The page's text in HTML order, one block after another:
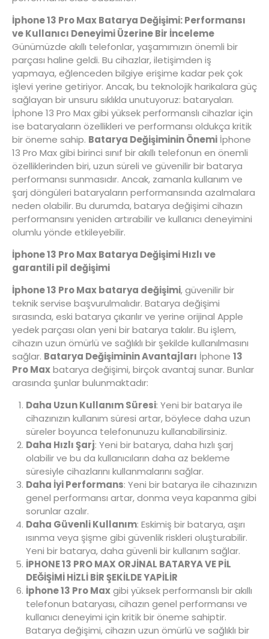
İphone 13 Pro Max Batarya Değişimi: Performansı
ve Kullanıcı Deneyimi Üzerine Bir İnceleme
Günümüzde akıllı telefonlar, yaşamımızın önemli bir
parçası haline geldi. Bu cihazlar, iletişimden iş
yapmaya, eğlenceden bilgiye erişime kadar pek çok
işlevi yerine getiriyor. Ancak, bu teknolojik harikalara güç
sağlayan bir unsuru sıklıkla unutuyoruz: bataryaları.
İphone 13 Pro Max gibi yüksek performanslı cihazlar için
ise bataryaların özellikleri ve performansı oldukça kritik
bir öneme sahip. Batarya Değişiminin Önemi İphone
13 Pro Max gibi birinci sınıf bir akıllı telefonun en önemli
özelliklerinden biri, uzun süreli ve güvenilir bir batarya
performansı sunmasıdır. Ancak, zamanla kullanım ve
şarj döngüleri bataryaların performansında azalmalara
neden olabilir. Bu durumda, batarya değişimi cihazın
performansını yeniden artırabilir ve kullanıcı deneyimini
olumlu yönde etkileyebilir.
İphone 13 Pro Max Batarya Değişimi Hızlı ve
garantili pil değişimi
İphone 13 Pro Max batarya değişimi, güvenilir bir
teknik servise başvurulmalıdır. Batarya değişimi
sırasında, eski batarya çıkarılır ve yerine orijinal Apple
yedek parçası olan yeni bir batarya takılır. Bu işlem,
cihazın uzun ömürlü ve sağlıklı bir şekilde kullanılmasını
sağlar. Batarya Değişiminin Avantajları İphone 13
Pro Maxbatarya değişimi, birçok avantaj sunar. Bunlar
arasında şunlar bulunmaktadır:
Daha Uzun Kullanım Süresi: Yeni bir batarya ile
cihazınızın kullanım süresi artar, böylece daha uzun
süreler boyunca telefonunuzu kullanabilirsiniz.
Daha Hızlı Şarj: Yeni bir batarya, daha hızlı şarj
olabilir ve bu da kullanıcıların daha az bekleme
süresiyle cihazlarını kullanmalarını sağlar.
Daha İyi Performans: Yeni bir batarya ile cihazınızın
genel performansı artar, donma veya kapanma gibi
sorunlar azalır.
Daha Güvenli Kullanım: Eskimiş bir batarya, aşırı
ısınma veya şişme gibi güvenlik riskleri oluşturabilir.
Yeni bir batarya, daha güvenli bir kullanım sağlar.
İPHONE 13 PRO MAX ORJİNAL BATARYA VE PİL
DEĞİŞİMİ HİZLİ BİR ŞEKİLDE YAPİLİR
İphone 13 Pro Maxgibi yüksek performanslı bir akıllı
telefonun bataryası, cihazın genel performansı ve
kullanıcı deneyimi için kritik bir öneme sahiptir.
Batarya değişimi, cihazın uzun ömürlü ve sağlıklı bir